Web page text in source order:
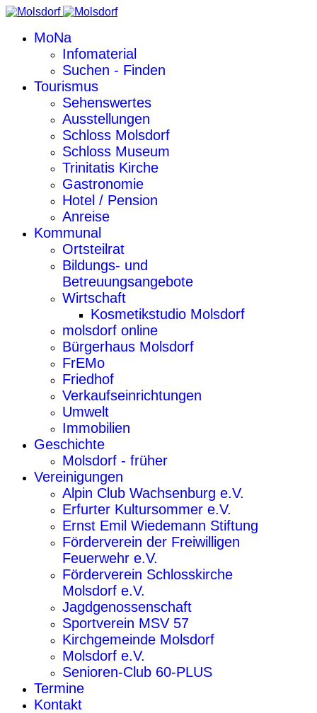
MoNa
Infomaterial
Suchen - Finden
Tourismus
Sehenswertes
Ausstellungen
Schloss Molsdorf
Schloss Museum
Trinitatis Kirche
Gastronomie
Hotel / Pension
Anreise
Kommunal
Ortsteilrat
Bildungs- und
Betreuungsangebote
Wirtschaft
Kosmetikstudio Molsdorf
molsdorf online
Bürgerhaus Molsdorf
FrEMo
Friedhof
Verkaufseinrichtungen
Umwelt
Immobilien
Geschichte
Molsdorf - früher
Vereinigungen
Alpin Club Wachsenburg e.V.
Erfurter Kultursommer e.V.
Ernst Emil Wiedemann Stiftung
Förderverein der Freiwilligen
Feuerwehr e.V.
Förderverein Schlosskirche
Molsdorf e.V.
Jagdgenossenschaft
Sportverein MSV 57
Kirchgemeinde Molsdorf
Molsdorf e.V.
Senioren-Club 60-PLUS
Termine
Kontakt